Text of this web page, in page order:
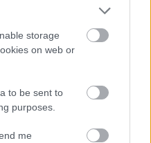
storage
on web or
to be sent to
purposes.
me
kettőt döntetlennel